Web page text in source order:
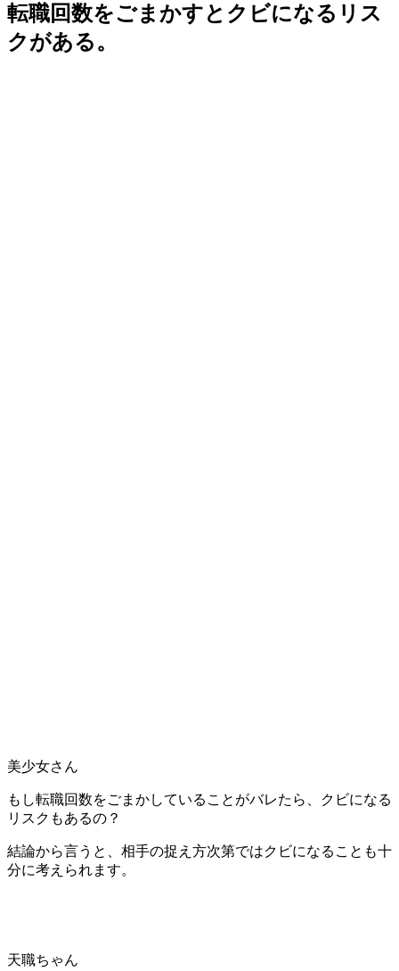
転職回数をごまかすとクビになるリス
クがある。
美少女さん
もし転職回数をごまかしていることがバレたら、クビになる
リスクもあるの？
結論から言うと、相手の捉え方次第ではクビになることも十
分に考えられます。
天職ちゃん